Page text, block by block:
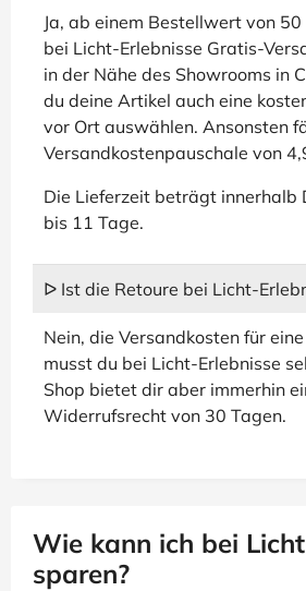
Ja, ab einem Bestellwert von
bei Licht-Erlebnisse Gratis-
in der Nähe des Showrooms in
du deine Artikel auch eine
vor Ort auswählen. Ansonsten
Versandkostenpauschale von
Die Lieferzeit beträgt innerhalb
bis 11 Tage.
ᐅ Ist die Retoure bei Licht-
Nein, die Versandkosten für
musst du bei Licht-Erlebnisse
Shop bietet dir aber immerhin
Widerrufsrecht von 30 Tagen.
Wie kann ich bei
sparen?